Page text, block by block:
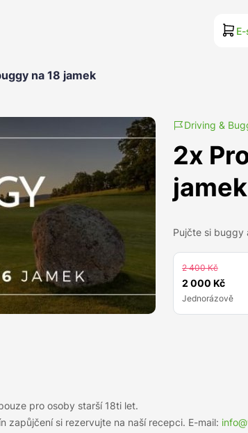
na 18 jamek
Driving &
2x
jamek
Pujčte si buggy
2 400 Kč
2 000 Kč
Jednorázově
pro osoby starší 18ti let.
zapůjčení si rezervujte na naší recepci. E-mail: